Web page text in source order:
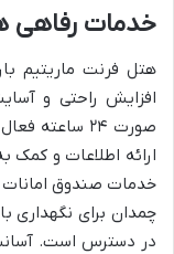
خدمات رفاهی
هتل فرنت ماریتیم
افزایش راحتی و
صورت ۲۴
ارائه اطلاعات و کمک
خدمات صندوق امانات
چمدان برای نگهداری
در دسترس است.